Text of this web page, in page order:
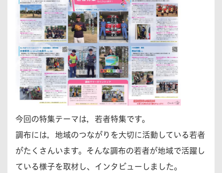
今回の特集テーマは，若者特集です。
調布には，地域のつながりを大切に活動している若者
がたくさんいます。そんな調布の若者が地域で活躍し
ている様子を取材し、インタビューしました。